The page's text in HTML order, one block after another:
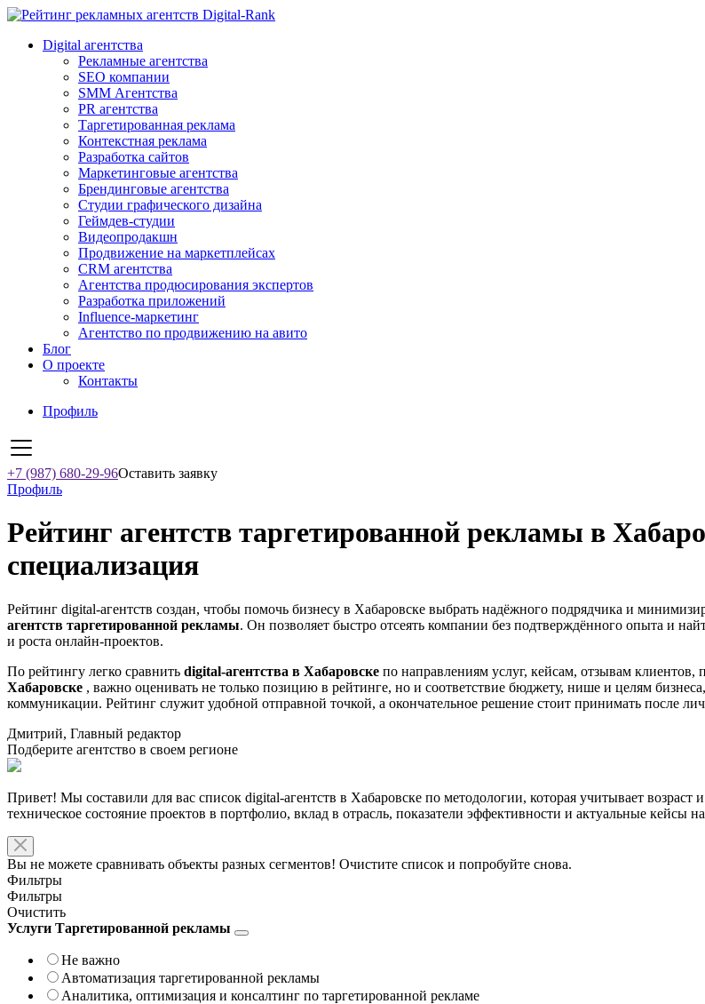
Digital-Rank
Digital агентства
Рекламные агентства
SEO компании
SMM Агентства
PR агентства
Таргетированная реклама
Контекстная реклама
Разработка сайтов
Маркетинговые агентства
Брендинговые агентства
Студии графического дизайна
Геймдев-студии
Видеопродакшн
Продвижение на маркетплейсах
CRM агентства
Агентства продюсирования экспертов
Разработка приложений
Influence-маркетинг
Агентство по продвижению на авито
Блог
О проекте
Контакты
Профиль
+7 (987) 680-29-96Оставить заявку
Профиль
Рейтинг агентств таргетированной рекламы в
специализация
Рейтинг digital-агентств создан, чтобы помочь бизнесу в Хабаровске выбрать надёжного подрядчика и
агентств таргетированной рекламы. Он позволяет быстро отсеять компании без подтверждённого опыта и
и роста онлайн-проектов.
По рейтингу легко сравнить digital-агентства в Хабаровске по направлениям услуг, кейсам, отзывам
Хабаровске , важно оценивать не только позицию в рейтинге, но и соответствие бюджету, нише и целям
коммуникации. Рейтинг служит удобной отправной точкой, а окончательное решение стоит принимать после
Дмитрий, Главный редактор
Подберите агентство в своем регионе
Привет! Мы составили для вас список digital-агентств в Хабаровске по методологии, которая учитывает
техническое состояние проектов в портфолио, вклад в отрасль, показатели эффективности и актуальные кейсы
Вы не можете сравнивать объекты разных сегментов! Очистите список и попробуйте снова.
Фильтры
Фильтры
Очистить
Услуги Таргетированной рекламы
Не важно
Автоматизация таргетированной рекламы
Аналитика, оптимизация и консалтинг по таргетированной рекламе